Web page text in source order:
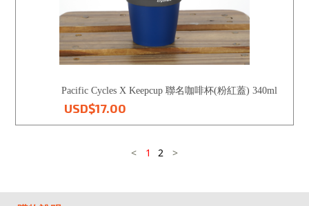
Pacific Cycles X Keepcup 聯名咖啡杯(粉紅蓋) 340ml
USD$17.00
< 1 2 >